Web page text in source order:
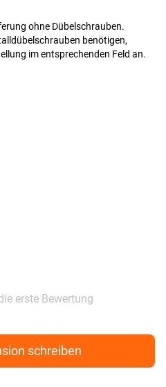
ohne Dübelschrauben.
benötigen,
im entsprechenden Feld an.
erste Bewertung
schreiben